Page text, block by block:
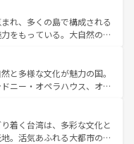
もできる。 なお、新
覧 を参照してほしい。
ョッピング、エンターテイ
ポットだ。一方、アメリカ
ンドキャニオンやイエロー
楽と美食が融合した独特の
の各地域で異なる魅力を楽
な歴史を感じることができ
アメリカ
てほしい。
れ、多くの島で構成される
をもっている。大自然の神
番の観光地といえばオアフ
らマウイ島やカウアイ島が
に輝く海をはじめ、豊かな
々を迎えてくれるハワイの
やハワイアンミュージッ
すべてがハワイの魅力を彩
と多様な文化が魅力の国。
ニー・オペラハウス、オー
えるウルル（エアーズロッ
林やケアンズの熱帯雨林な
、カフェやワイン、オージ
着く台湾は、多彩な文化と
。活気あふれる大都市の台